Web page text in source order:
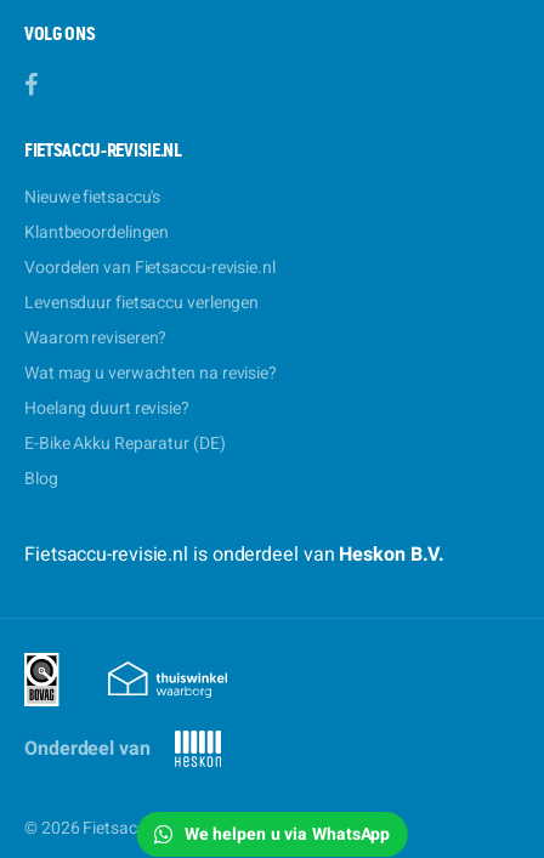
VOLG ONS
FIETSACCU-REVISIE.NL
Nieuwe fietsaccu's
Klantbeoordelingen
Voordelen van Fietsaccu-revisie.nl
Levensduur fietsaccu verlengen
Waarom reviseren?
Wat mag u verwachten na revisie?
Hoelang duurt revisie?
E-Bike Akku Reparatur (DE)
Blog
Fietsaccu-revisie.nl is onderdeel van Heskon B.V.
Onderdeel van
© 2026 Fietsaccu-revisie.nlWe helpen u via WhatsApp